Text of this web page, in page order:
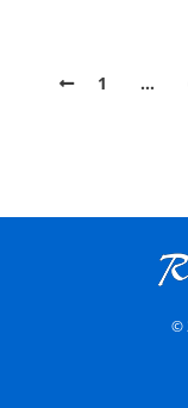
1 …
©